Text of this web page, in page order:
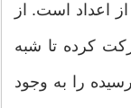
از اعداد است. از
کرده تا شبه
را به وجود